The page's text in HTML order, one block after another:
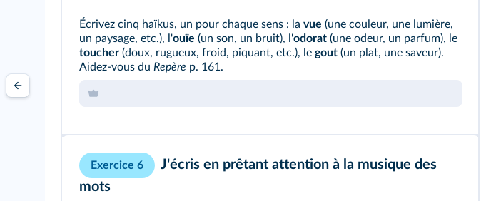
Écrivez cinq haïkus, un pour chaque sens : la vue (une couleur, une lumière,
un paysage, etc.), l'ouïe (un son, un bruit), l'odorat (une odeur, un parfum), le
toucher (doux, rugueux, froid, piquant, etc.), le gout (un plat, une saveur).
Aidez-vous du Repère p. 161.
Exercice 6
J'écris en prêtant attention à la musique des
mots